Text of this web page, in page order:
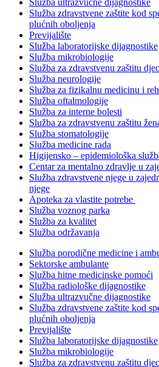
Služba ultrazvučne dijagnostike
Služba zdravstvene zaštite kod
plućnih oboljenja
Previjalište
Služba laboratorijske dijagnostike
Služba mikrobiologije
Služba za zdravstvenu zaštitu
Služba neurologije
Služba za fizikalnu medicinu i
Služba oftalmologije
Služba za interne bolesti
Služba za zdravstvenu zaštitu
Služba stomatologije
Služba medicine rada
Higijensko – epidemiološka
Centar za mentalno zdravlje u
Služba zdravstvene njege u
njege
Apoteka za vlastite potrebe
Služba voznog parka
Služba za kvalitet
Služba održavanja
Služba porodične medicine i
Sektorske ambulante
Služba hitne medicinske pomoći
Služba radiološke dijagnostike
Služba ultrazvučne dijagnostike
Služba zdravstvene zaštite kod
plućnih oboljenja
Previjalište
Služba laboratorijske dijagnostike
Služba mikrobiologije
Služba za zdravstvenu zaštitu